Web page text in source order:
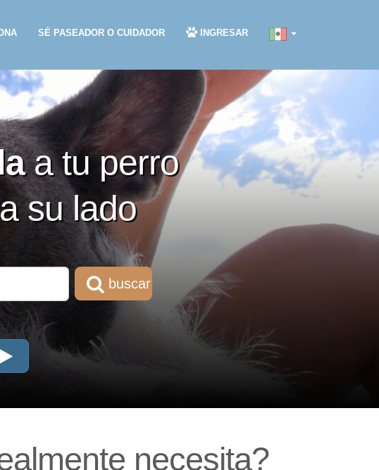
SÉ PASEADOR O CUIDADOR INGRESAR
a tu perro
su lado
buscar
necesita?